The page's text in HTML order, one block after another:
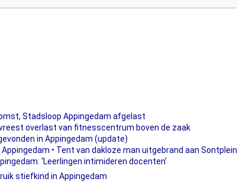
Stadsloop Appingedam afgelast
overlast van fitnesscentrum boven de zaak
in Appingedam (update)
• Tent van dakloze man uitgebrand aan Sontplein
‘Leerlingen intimideren docenten’
stiefkind in Appingedam